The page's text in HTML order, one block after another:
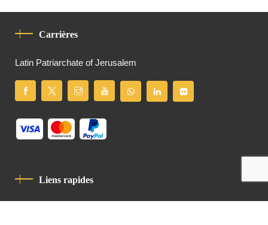
Carrières
Latin Patriarchate of Jerusalem
Liens rapides